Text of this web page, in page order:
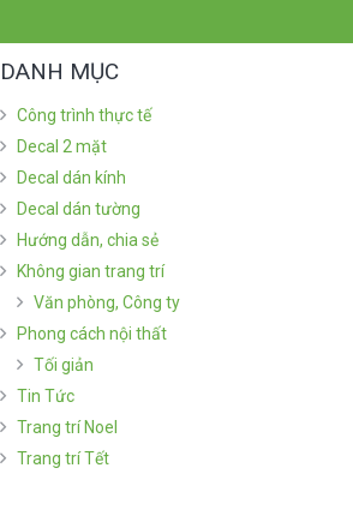
DANH MỤC
Công trình thực tế
Decal 2 mặt
Decal dán kính
Decal dán tường
Hướng dẫn, chia sẻ
Không gian trang trí
Văn phòng, Công ty
Phong cách nội thất
Tối giản
Tin Tức
Trang trí Noel
Trang trí Tết